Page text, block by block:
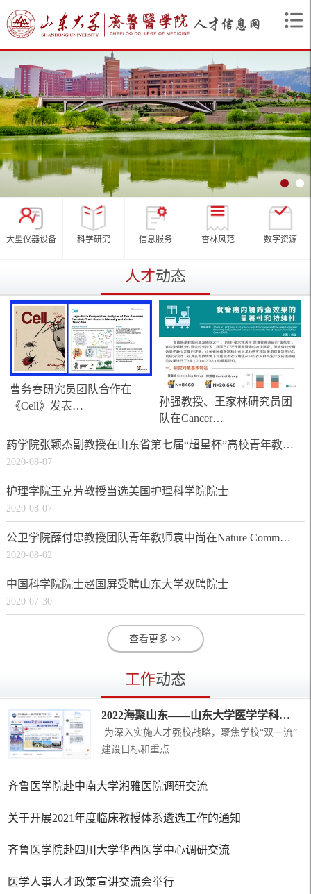
大型仪器设备 科学研究 信息服务 杏林风范 数字资源
人才动态
曹务春研究员团队合作在
《Cell》发表…
孙强教授、王家林研究员团
队在Cancer…
药学院张颖杰副教授在山东省第七届“超星杯”高校青年教师教学比赛中荣获一等奖
2020-08-07
护理学院王克芳教授当选美国护理科学院院士
2020-08-07
公卫学院薛付忠教授团队青年教师袁中尚在Nature Communications发表TWAS统计推断新方法
2020-08-02
中国科学院院士赵国屏受聘山东大学双聘院士
2020-07-30
查看更多 >>
工作动态
2022海聚山东——山东大学医学学科专场线上招聘成功举办
为深入实施人才强校战略，聚焦学校“双一流”
建设目标和重点…
齐鲁医学院赴中南大学湘雅医院调研交流
关于开展2021年度临床教授体系遴选工作的通知
齐鲁医学院赴四川大学华西医学中心调研交流
医学人事人才政策宣讲交流会举行